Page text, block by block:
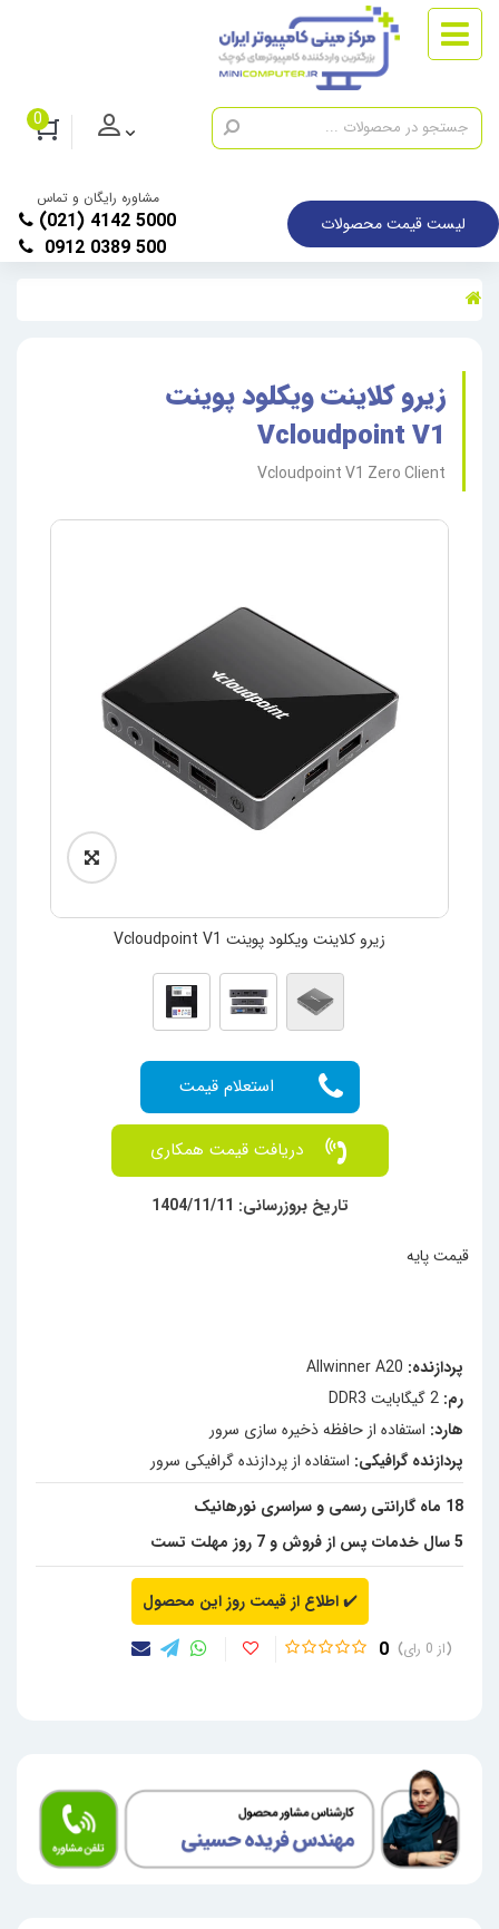
0
لیست قیمت محصولات
مشاوره رایگان و تماس
(021) 4142 5000
0912 0389 500
زیرو کلاینت ویکلود پوینت
Vcloudpoint V1
Vcloudpoint V1 Zero Client
زیرو کلاینت ویکلود پوینت Vcloudpoint V1
پردازنده:
رم: 2 گیگابایت DDR3
هارد: استفاده از حافظه ذخیره سازی سرور
پردازنده گرافیکی: استفاده از پردازنده گرافیکی سرور
18 ماه گارانتی رسمی و سراسری نورهانیک
5 سال خدمات پس از فروش و 7 روز مهلت تست
✔️اطلاع از قیمت روز این محصول
0 0
قیمت پایه
تاریخ بروزرسانی: 1404/11/11
دریافت قیمت همکاری